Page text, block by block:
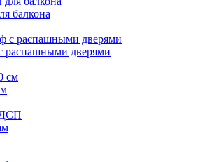
балкона
распашными дверями